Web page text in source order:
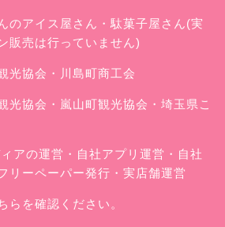
のアイス屋さん ・駄菓子屋さん(実
販売は行っていません)
光協会・川島町商工会
光協会・嵐山町観光協会・埼玉県こ
アの運営・自社アプリ運営・自社
リーペーパー発行・実店舗運営
らを確認ください。